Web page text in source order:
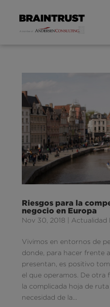
Riesgos para la
negocio en Europa
Nov 30, 2018 Actualidad
Vivimos en entornos de
donde, para hacer frente
presentan, es positivo
el que operamos. De otra
la complicada hoja de
necesidad de la...